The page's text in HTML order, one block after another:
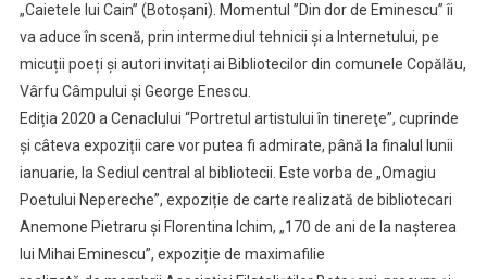
„Caietele lui Cain” (Botoşani). Momentul ”Din dor de Eminescu” îi
va aduce în scenă, prin intermediul tehnicii și a Internetului, pe
micuții poeți și autori invitați ai Bibliotecilor din comunele Copălău,
Vârfu Câmpului și George Enescu.
Ediția 2020 a Cenaclului “Portretul artistului în tinereţe”, cuprinde
și câteva expoziții care vor putea fi admirate, până la finalul lunii
ianuarie, la Sediul central al bibliotecii. Este vorba de „Omagiu
Poetului Nepereche”, expoziție de carte realizată de bibliotecari
Anemone Pietraru și Florentina Ichim, „170 de ani de la naşterea
lui Mihai Eminescu”, expoziție de maximafilie